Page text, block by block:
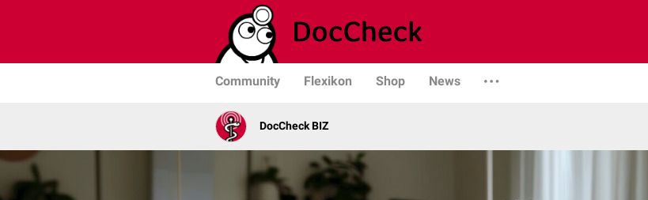
Community Flexikon Shop News
DocCheck BIZ